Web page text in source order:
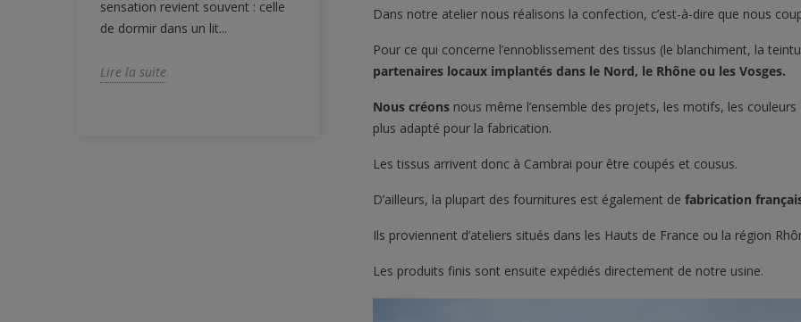
sensation revient souvent : celle
de dormir dans un lit...
Lire la suite
paraît. Si les dimensions...
Lire la suite
son rendu légèrement lumineux
Lire la suite Lire
Dans notre atelier nous réalisons la confection, c’est-à-dire que nous
Pour ce qui concerne l’ennoblissement des tissus (le blanchiment, la
partenaires locaux implantés dans le Nord, le Rhône ou les Vosges.
Nous créons nous même l’ensemble des projets, les motifs, les
plus adapté pour la fabrication.
Les tissus arrivent donc à Cambrai pour être coupés et cousus.
D’ailleurs, la plupart des fournitures est également de fabrication
Ils proviennent d’ateliers situés dans les Hauts de France ou la région
Les produits finis sont ensuite expédiés directement de notre usine.